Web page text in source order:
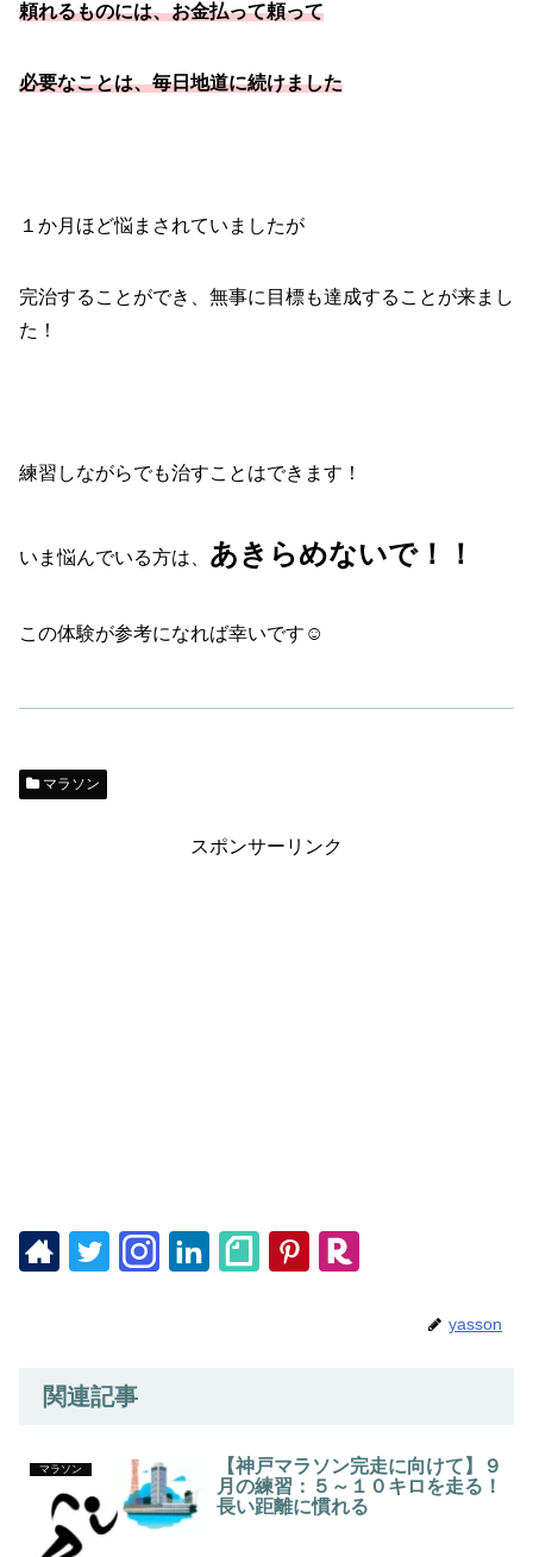
頼れるものには、お金払って頼って
必要なことは、毎日地道に続けました
１か月ほど悩まされていましたが
完治することができ、無事に目標も達成することが来まし
た！
練習しながらでも治すことはできます！
いま悩んでいる方は、 あきらめないで！！
この体験が参考になれば幸いです☺
マラソン
スポンサーリンク
yasson
関連記事
マラソン
【神戸マラソン完走に向けて】９
月の練習：５～１０キロを走る！
長い距離に慣れる